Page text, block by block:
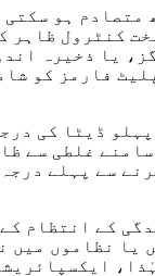
کنٹرول
یا ذخیرہ
فارمز کو
ڈیٹا کی
غلطی سے
سے پہلے
کے انتظام
یا نظاموں